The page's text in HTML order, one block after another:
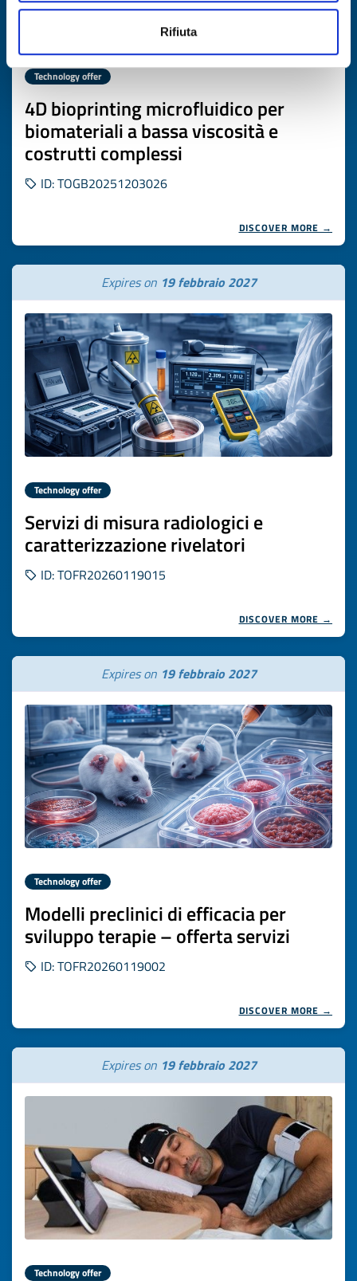
Rifiuta
Technology offer
4D bioprinting microfluidico per
biomateriali a bassa viscosità e
costrutti complessi
ID: TOGB20251203026
DISCOVER MORE →
Expires on 19 febbraio 2027
Technology offer
Servizi di misura radiologici e
caratterizzazione rivelatori
ID: TOFR20260119015
DISCOVER MORE →
Expires on 19 febbraio 2027
Technology offer
Modelli preclinici di efficacia per
sviluppo terapie – offerta servizi
ID: TOFR20260119002
DISCOVER MORE →
Expires on 19 febbraio 2027
Technology offer